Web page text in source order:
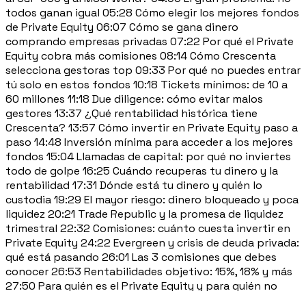
todos ganan igual 05:28 Cómo elegir los mejores fondos
de Private Equity 06:07 Cómo se gana dinero
comprando empresas privadas 07:22 Por qué el Private
Equity cobra más comisiones 08:14 Cómo Crescenta
selecciona gestoras top 09:33 Por qué no puedes entrar
tú solo en estos fondos 10:18 Tickets mínimos: de 10 a
60 millones 11:18 Due diligence: cómo evitar malos
gestores 13:37 ¿Qué rentabilidad histórica tiene
Crescenta? 13:57 Cómo invertir en Private Equity paso a
paso 14:48 Inversión mínima para acceder a los mejores
fondos 15:04 Llamadas de capital: por qué no inviertes
todo de golpe 16:25 Cuándo recuperas tu dinero y la
rentabilidad 17:31 Dónde está tu dinero y quién lo
custodia 19:29 El mayor riesgo: dinero bloqueado y poca
liquidez 20:21 Trade Republic y la promesa de liquidez
trimestral 22:32 Comisiones: cuánto cuesta invertir en
Private Equity 24:22 Evergreen y crisis de deuda privada:
qué está pasando 26:01 Las 3 comisiones que debes
conocer 26:53 Rentabilidades objetivo: 15%, 18% y más
27:50 Para quién es el Private Equity y para quién no